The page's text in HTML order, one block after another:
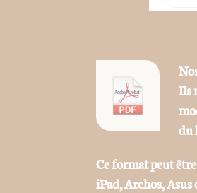
Ils
du
Ce format peut
iPad, Archos, Asus